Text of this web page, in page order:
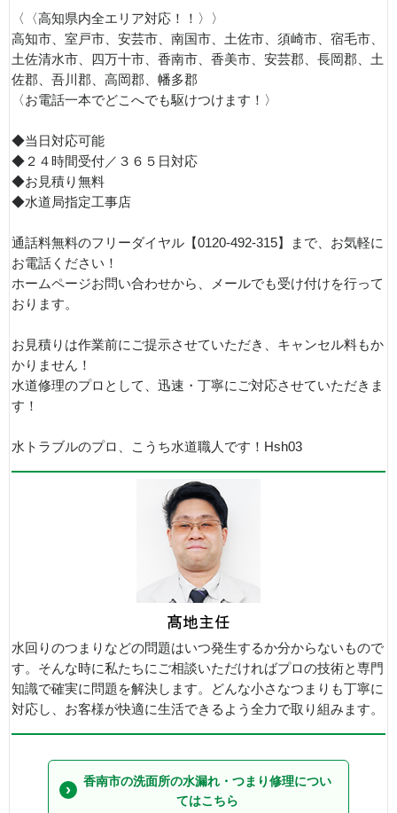
〈〈高知県内全エリア対応！！〉〉
高知市、室戸市、安芸市、南国市、土佐市、須崎市、宿毛市、
土佐清水市、四万十市、香南市、香美市、安芸郡、長岡郡、土
佐郡、吾川郡、高岡郡、幡多郡
〈お電話一本でどこへでも駆けつけます！〉
◆当日対応可能
◆２４時間受付／３６５日対応
◆お見積り無料
◆水道局指定工事店
通話料無料のフリーダイヤル【0120-492-315】まで、お気軽に
お電話ください！
ホームページお問い合わせから、メールでも受け付けを行って
おります。
お見積りは作業前にご提示させていただき、キャンセル料もか
かりません！
水道修理のプロとして、迅速・丁寧にご対応させていただきま
す！
水トラブルのプロ、こうち水道職人です！Hsh03
水回りのつまりなどの問題はいつ発生するか分からないもので
す。そんな時に私たちにご相談いただければプロの技術と専門
知識で確実に問題を解決します。どんな小さなつまりも丁寧に
対応し、お客様が快適に生活できるよう全力で取り組みます。
香南市の洗面所の水漏れ・つまり修理につい
てはこちら